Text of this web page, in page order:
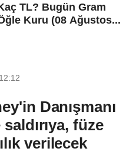
TL? Bugün Gram
Kuru (08 Ağustos...
Danışmanı
füze
verilecek